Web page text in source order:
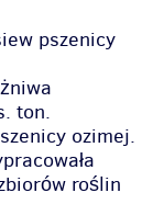
pszenicy
ton.
ozimej.
roślin